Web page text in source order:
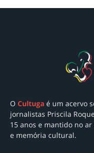
O Cultuga é um acervo
jornalistas Priscila
15 anos e mantido no ar
e memória cultural.